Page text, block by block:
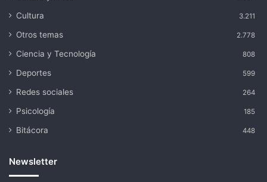
Cultura 3.211
Otros temas 2.778
Ciencia y Tecnología 808
Deportes 599
Redes sociales 264
Psicología 185
Bitácora 448
Newsletter